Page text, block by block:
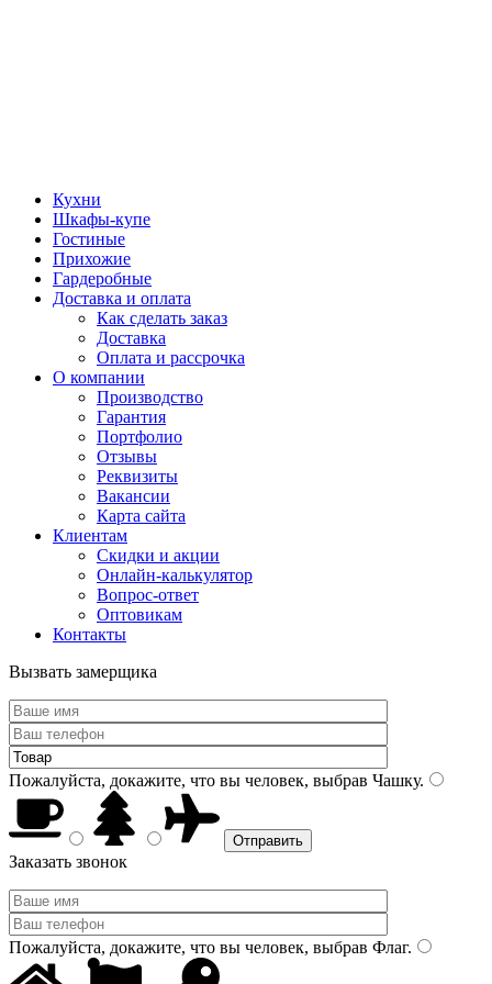
Кухни
Шкафы-купе
Гостиные
Прихожие
Гардеробные
Доставка и оплата
Как сделать заказ
Доставка
Оплата и рассрочка
О компании
Производство
Гарантия
Портфолио
Отзывы
Реквизиты
Вакансии
Карта сайта
Клиентам
Скидки и акции
Онлайн-калькулятор
Вопрос-ответ
Оптовикам
Контакты
Вызвать замерщика
Пожалуйста, докажите, что вы человек, выбрав Чашку.
Заказать звонок
Пожалуйста, докажите, что вы человек, выбрав Флаг.